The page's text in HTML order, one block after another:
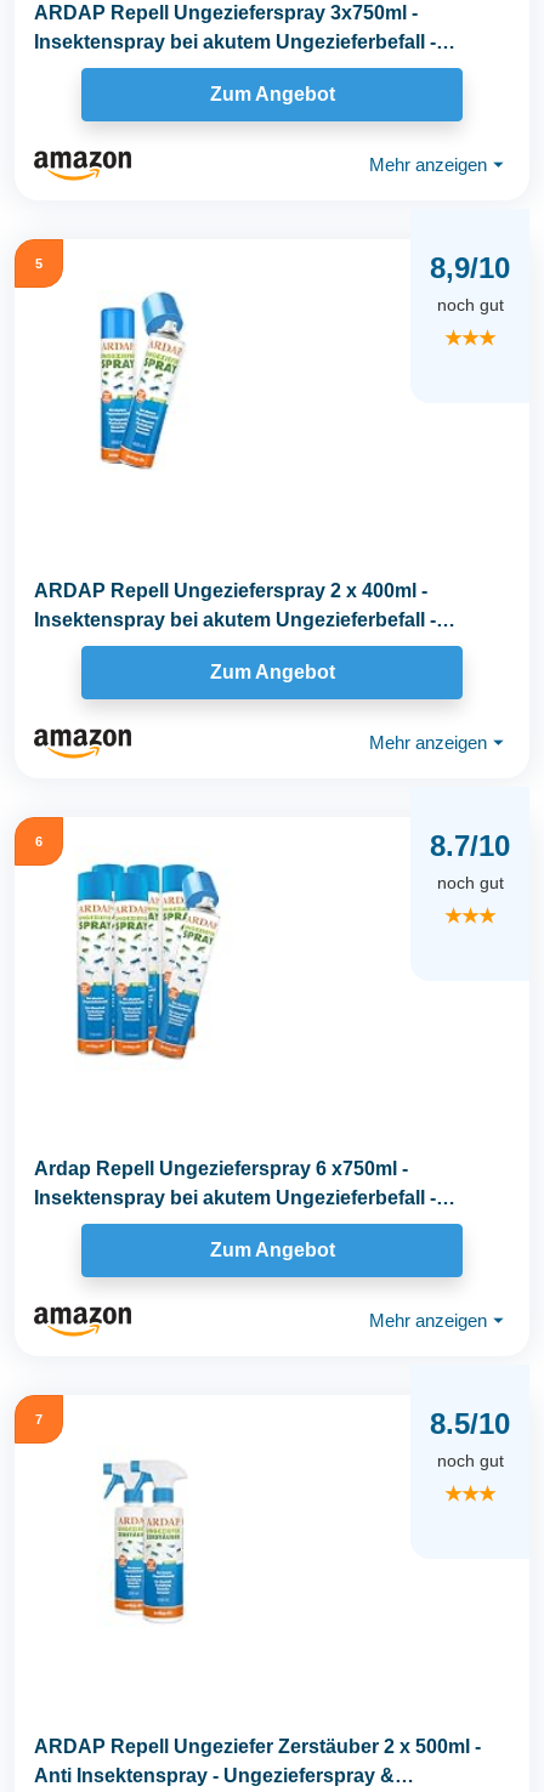
ARDAP Repell Ungezieferspray 3x750ml -
Insektenspray bei akutem Ungezieferbefall -
Abwehrend bei...
Zum Angebot
Mehr anzeigen ⏷
5 8,9/10
noch gut
★★★
ARDAP Repell Ungezieferspray 2 x 400ml -
Insektenspray bei akutem Ungezieferbefall -
Abwehrend bei...
Zum Angebot
Mehr anzeigen ⏷
6 8.7/10
noch gut
★★★
Ardap Repell Ungezieferspray 6 x750ml -
Insektenspray bei akutem Ungezieferbefall -
Abwehrend bei...
Zum Angebot
Mehr anzeigen ⏷
7 8.5/10
noch gut
★★★
ARDAP Repell Ungeziefer Zerstäuber 2 x 500ml -
Anti Insektenspray - Ungezieferspray &